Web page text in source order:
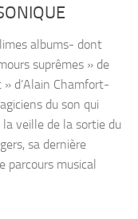
albums- dont
suprêmes » de
d’Alain Chamfort-
du son qui
veille de la sortie du
sa dernière
parcours musical